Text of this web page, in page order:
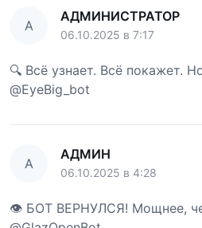
А
АДМИНИСТРАТОР
06.10.2025 в 7:17
🔍 Всё узнает. Всё покажет.
@EyeBig_bot
А
АДМИН
06.10.2025 в 4:28
👁 БОТ ВЕРНУЛСЯ! Мощнее,